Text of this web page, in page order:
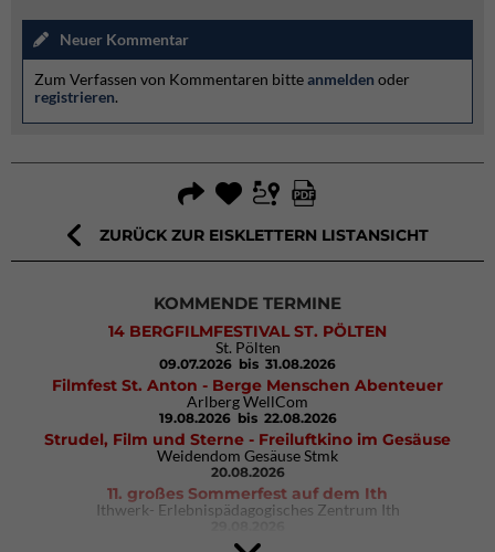
Neuer Kommentar
Zum Verfassen von Kommentaren bitteanmelden oder
registrieren.
ZURÜCK ZUR EISKLETTERN LISTANSICHT
KOMMENDE TERMINE
14 BERGFILMFESTIVAL ST. PÖLTEN
St. Pölten
09.07.2026 bis 31.08.2026
Filmfest St. Anton - Berge Menschen Abenteuer
Arlberg WellCom
19.08.2026 bis 22.08.2026
Strudel, Film und Sterne - Freiluftkino im Gesäuse
Weidendom Gesäuse Stmk
20.08.2026
11. großes Sommerfest auf dem Ith
Ithwerk- Erlebnispädagogisches Zentrum Ith
4Blocs KIDS 2026